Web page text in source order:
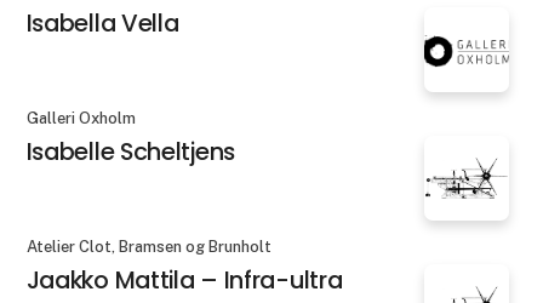
Isabella Vella
Galleri Oxholm
Isabelle Scheltjens
Atelier Clot, Bramsen og Brunholt
Jaakko Mattila – Infra-ultra